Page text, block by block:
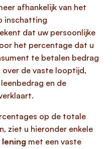
afhankelijk van het
inschatting
dat uw persoonlijke
het percentage dat u
te betalen bedrag
de vaste looptijd,
en de
op de totale
ziet u hieronder enkele
lening met een vaste